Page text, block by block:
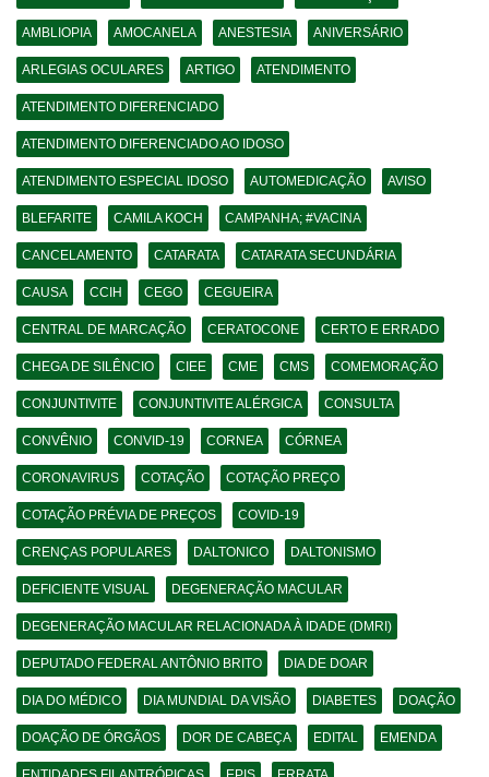
AMBLIOPIA AMOCANELA ANESTESIA ANIVERSÁRIO
ARLEGIAS OCULARES ARTIGO ATENDIMENTO
ATENDIMENTO DIFERENCIADO
ATENDIMENTO DIFERENCIADO AO IDOSO
ATENDIMENTO ESPECIAL IDOSO AUTOMEDICAÇÃO AVISO
BLEFARITE CAMILA KOCH CAMPANHA; #VACINA
CANCELAMENTO CATARATA CATARATA SECUNDÁRIA
CAUSA CCIH CEGO CEGUEIRA
CENTRAL DE MARCAÇÃO CERATOCONE CERTO E ERRADO
CHEGA DE SILÊNCIO CIEE CME CMS COMEMORAÇÃO
CONJUNTIVITE CONJUNTIVITE ALÉRGICA CONSULTA
CONVÊNIO CONVID-19 CORNEA CÓRNEA
CORONAVIRUS COTAÇÃO COTAÇÃO PREÇO
COTAÇÃO PRÉVIA DE PREÇOS COVID-19
CRENÇAS POPULARES DALTONICO DALTONISMO
DEFICIENTE VISUAL DEGENERAÇÃO MACULAR
DEGENERAÇÃO MACULAR RELACIONADA À IDADE (DMRI)
DEPUTADO FEDERAL ANTÔNIO BRITO DIA DE DOAR
DIA DO MÉDICO DIA MUNDIAL DA VISÃO DIABETES DOAÇÃO
DOAÇÃO DE ÓRGÃOS DOR DE CABEÇA EDITAL EMENDA